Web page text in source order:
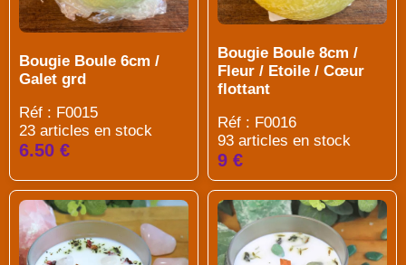
Bougie Boule 6cm /
Galet grd
Réf : F0015
23 articles en stock
6.50 €
Bougie Boule 8cm /
Fleur / Etoile / Cœur
flottant
Réf : F0016
93 articles en stock
9 €